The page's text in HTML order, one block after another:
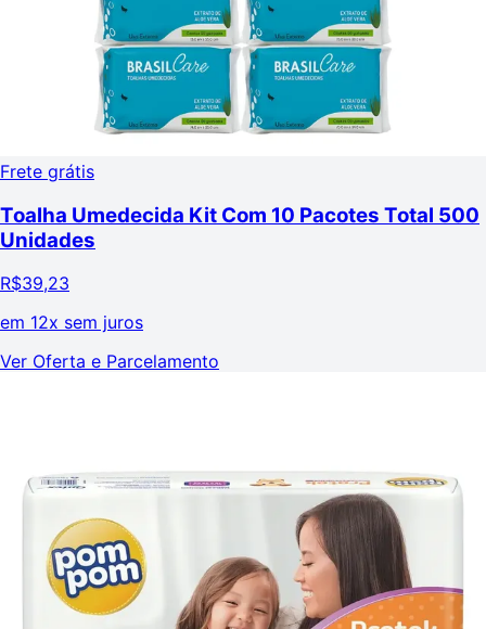
Frete grátis
Toalha Umedecida Kit Com 10 Pacotes Total 500
Unidades
R$39,23
em 12x sem juros
Ver Oferta e Parcelamento